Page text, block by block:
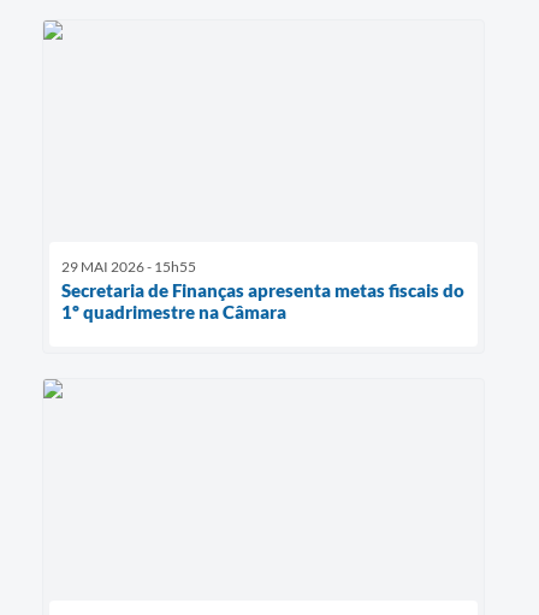
29 MAI 2026 - 15h55
Secretaria de Finanças apresenta metas fiscais do
1º quadrimestre na Câmara